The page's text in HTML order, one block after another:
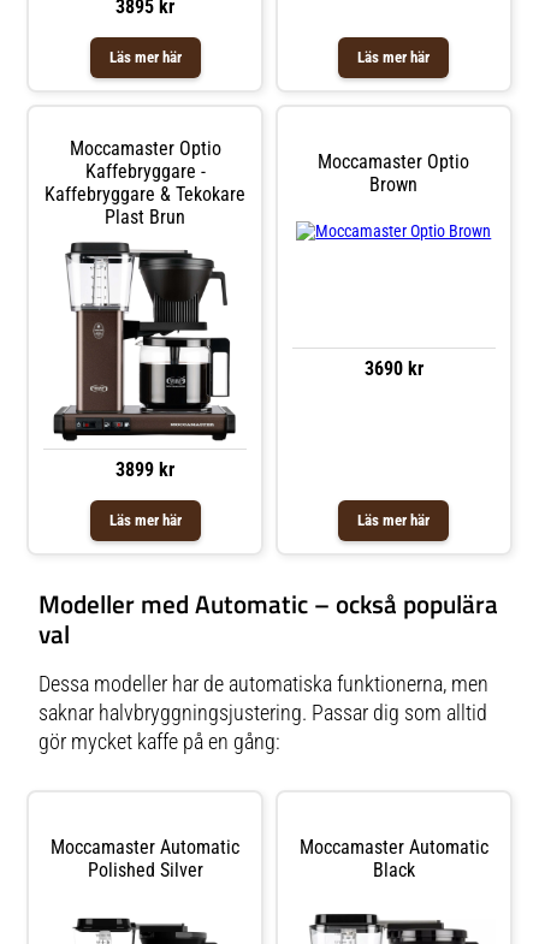
3895 kr
Läs mer här Läs mer här
Moccamaster Optio
Kaffebryggare -
Kaffebryggare & Tekokare
Plast Brun
3899 kr
Läs mer här
Moccamaster Optio
Brown
3690 kr
Läs mer här
Modeller med Automatic – också populära
val
Dessa modeller har de automatiska funktionerna, men
saknar halvbryggningsjustering. Passar dig som alltid
gör mycket kaffe på en gång:
Moccamaster Automatic
Polished Silver
Moccamaster Automatic
Black